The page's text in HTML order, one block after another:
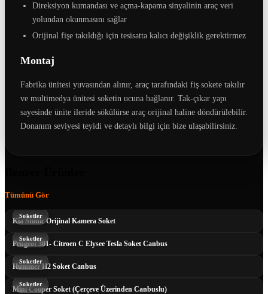
Direksiyon kumandası ve açma-kapama sinyalinin araç veri
yolundan okunmasını sağlar
Orijinal fişe takıldığı için tesisatta kalıcı değişiklik gerektirmez
Montaj
Fabrika ünitesi yuvasından alınır, araç tarafındaki fiş sokete takılır
ve multimedya ünitesi soketin ucuna bağlanır. Tak-çıkar yapı
sayesinde ünite ileride sökülürse araç orijinal haline döndürülebilir.
Donanım seviyesi teyidi ve detaylı bilgi için bize ulaşabilirsiniz.
Tümünü Gör
Kia Stonic Orijinal Kamera Soket
Soketler
Peugeot 301- Citroen C Elysee Tesla Soket Canbus
Soketler
Hummer H2 Soket Canbus
Soketler
Mini Cooper Soket (Çerçeve Üzerinden Canbuslu)
Soketler